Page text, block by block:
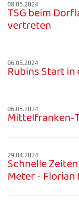
08.05.2024
TSG beim
vertreten
06.05.2024
Rubins Start in
06.05.2024
Mittelfranken-
29.04.2024
Schnelle
Meter -